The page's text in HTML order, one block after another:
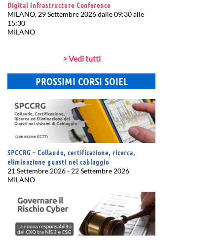
Digital Infrastructure Conference
MILANO, 29 Settembre 2026 dalle 09:30 alle
15:30
MILANO
> Vedi tutti
PROSSIMI CORSI SOIEL
SPCCRG – Collaudo, certificazione, ricerca,
eliminazione guasti nel cablaggio
21 Settembre 2026 - 22 Settembre 2026
MILANO